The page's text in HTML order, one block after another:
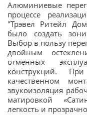
Алюминиевые
процессе
"Трэвел Ритейл
было создать
Выбор в пользу
двойным
отменных
конструкций.
качественном
звукоизоляция
матировкой
легкость и